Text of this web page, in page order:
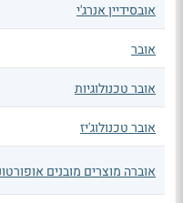
אובסידיין אנרג'י
אובר
אובר טכנולוגיות
אובר טכנולוג'יז
אוברה מוצרים מובנים